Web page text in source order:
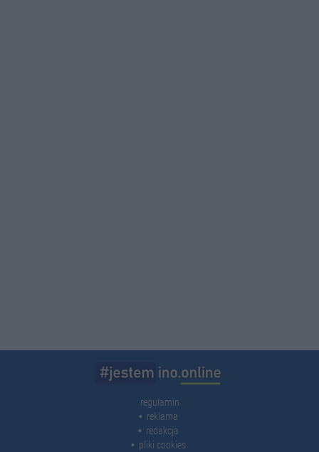
regulamin
reklama
redakcja
pliki cookies